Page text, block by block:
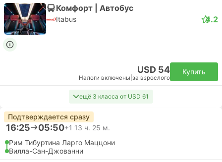
Комфорт | Автобус
Itabus 4.2
USD 54
Налоги включены за взрослого
Купить
ещё 3 класса от USD 61
Подтверждается сразу
16:25 05:50+1 13 ч. 25 м.
Рим Тибуртина Ларго Маццони
Вилла-Сан-Джованни